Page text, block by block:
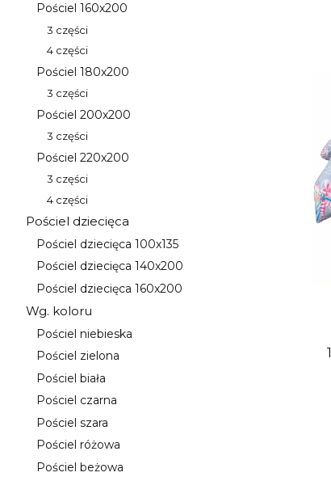
Kategoria - Pościel 160x200
Pościel 160x200
Kategoria - 3 części
3 części
Kategoria - 4 części
4 części
Kategoria - Pościel 180x200
Pościel 180x200
Kategoria - 3 części
3 części
Kategoria - Pościel 200x200
Pościel 200x200
Kategoria - 3 części
3 części
Kategoria - Pościel 220x200
Pościel 220x200
Kategoria - 3 części
3 części
Kategoria - 4 części
4 części
Kategoria - Pościel dziecięca
Pościel dziecięca
Kategoria - Pościel dziecięca 100x135
Pościel dziecięca 100x135
Kategoria - Pościel dziecięca 140x200
Pościel dziecięca 140x200
Kategoria - Pościel dziecięca 160x200
Pościel dziecięca 160x200
Kategoria - Wg. koloru
Wg. koloru
Kategoria - Pościel niebieska
Pościel niebieska
Kategoria - Pościel zielona
Pościel zielona
Kategoria - Pościel biała
Pościel biała
Kategoria - Pościel czarna
Pościel czarna
Kategoria - Pościel szara
Pościel szara
Kategoria - Pościel różowa
Pościel różowa
Kategoria - Pościel beżowa
Pościel beżowa